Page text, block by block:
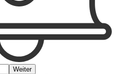
Weiter